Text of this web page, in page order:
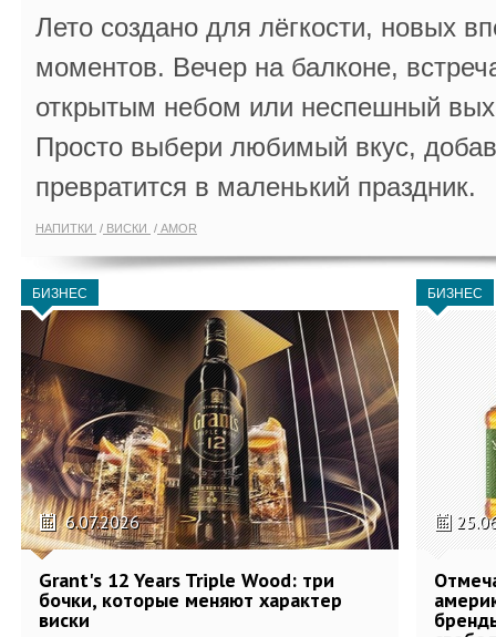
Лето создано для лёгкости, новых
моментов. Вечер на балконе,
открытым небом или неспешный
Просто выбери любимый вкус,
превратится в маленький праздник.
НАПИТКИ ВИСКИ AMOR
БИЗНЕС
6.07.2026
Grant's 12 Years Triple Wood: три
бочки, которые меняют характер
виски
БИЗНЕС